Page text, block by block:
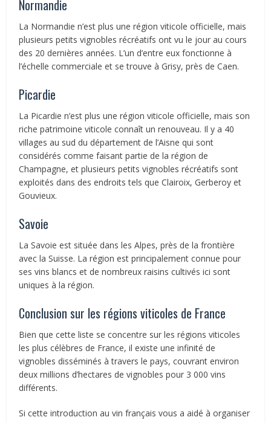
Normandie
La Normandie n’est plus une région viticole officielle, mais
plusieurs petits vignobles récréatifs ont vu le jour au cours
des 20 dernières années. L’un d’entre eux fonctionne à
l’échelle commerciale et se trouve à Grisy, près de Caen.
Picardie
La Picardie n’est plus une région viticole officielle, mais son
riche patrimoine viticole connaît un renouveau. Il y a 40
villages au sud du département de l’Aisne qui sont
considérés comme faisant partie de la région de
Champagne, et plusieurs petits vignobles récréatifs sont
exploités dans des endroits tels que Clairoix, Gerberoy et
Gouvieux.
Savoie
La Savoie est située dans les Alpes, près de la frontière
avec la Suisse. La région est principalement connue pour
ses vins blancs et de nombreux raisins cultivés ici sont
uniques à la région.
Conclusion sur les régions viticoles de France
Bien que cette liste se concentre sur les régions viticoles
les plus célèbres de France, il existe une infinité de
vignobles disséminés à travers le pays, couvrant environ
deux millions d’hectares de vignobles pour 3 000 vins
différents.
Si cette introduction au vin français vous a aidé à organiser